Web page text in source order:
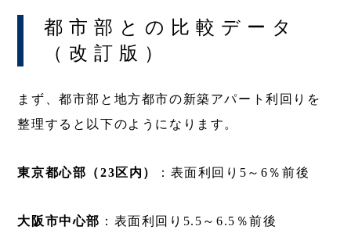
都市部との比較データ
（改訂版）
まず、都市部と地方都市の新築アパート利回りを
整理すると以下のようになります。
東京都心部（23区内） ：表面利回り5～6％前後
大阪市中心部 ：表面利回り5.5～6.5％前後